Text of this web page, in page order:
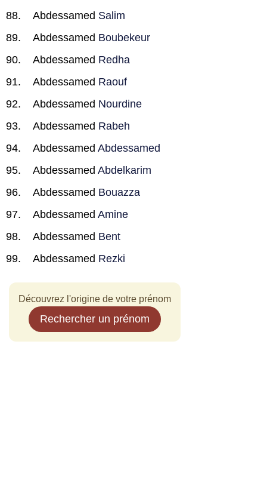
Abdessamed Salim
Abdessamed Boubekeur
Abdessamed Redha
Abdessamed Raouf
Abdessamed Nourdine
Abdessamed Rabeh
Abdessamed Abdessamed
Abdessamed Abdelkarim
Abdessamed Bouazza
Abdessamed Amine
Abdessamed Bent
Abdessamed Rezki
Découvrez l'origine de votre prénom
Rechercher un prénom